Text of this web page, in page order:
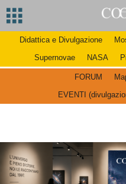
Didattica e Divulgazione
Supernovae
NASA
FORUM
EVENTI